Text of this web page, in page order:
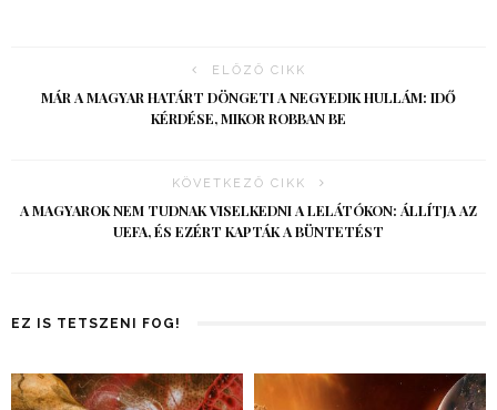
ELŐZŐ CIKK
MÁR A MAGYAR HATÁRT DÖNGETI A NEGYEDIK HULLÁM: IDŐ
KÉRDÉSE, MIKOR ROBBAN BE
KÖVETKEZŐ CIKK
A MAGYAROK NEM TUDNAK VISELKEDNI A LELÁTÓKON: ÁLLÍTJA AZ
UEFA, ÉS EZÉRT KAPTÁK A BÜNTETÉST
EZ IS TETSZENI FOG!